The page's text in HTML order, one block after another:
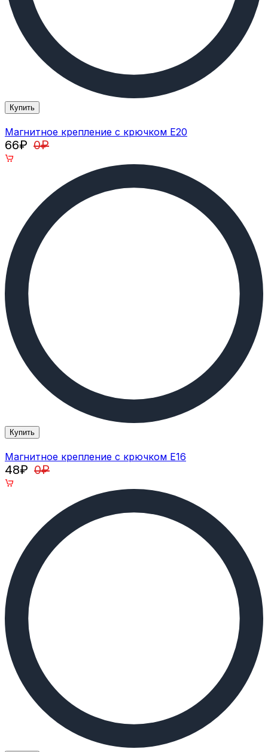
Купить
Магнитное крепление с крючком E20
66₽ 0₽
Купить
Магнитное крепление с крючком E16
48₽ 0₽